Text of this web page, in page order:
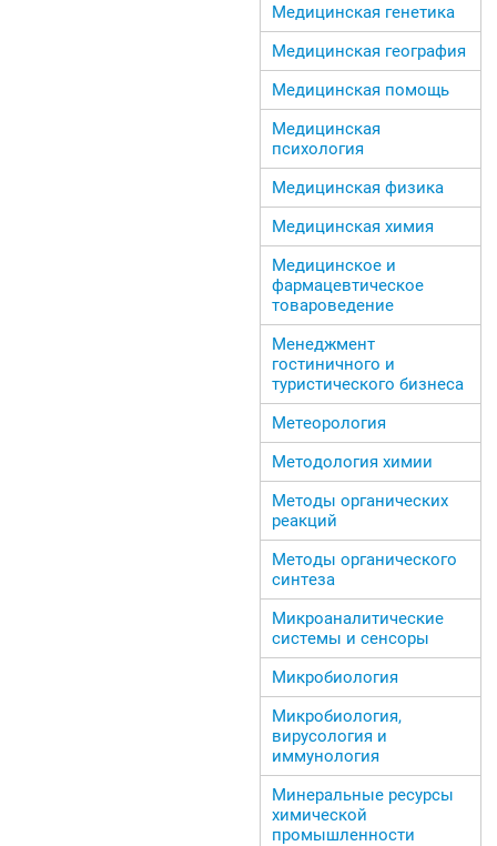
Медицинская генетика
Медицинская география
Медицинская помощь
Медицинская
психология
Медицинская физика
Медицинская химия
Медицинское и
фармацевтическое
товароведение
Менеджмент
гостиничного и
туристического бизнеса
Метеорология
Методология химии
Методы органических
реакций
Методы органического
синтеза
Микроаналитические
системы и сенсоры
Микробиология
Микробиология,
вирусология и
иммунология
Минеральные ресурсы
химической
промышленности